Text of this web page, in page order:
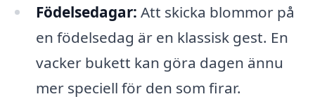
Födelsedagar: Att skicka blommor på
en födelsedag är en klassisk gest. En
vacker bukett kan göra dagen ännu
mer speciell för den som firar.